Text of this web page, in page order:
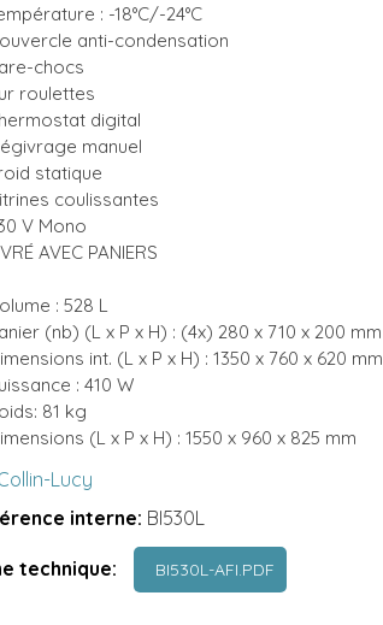
: -18°C/-24°C
anti-condensation
chocs
roulettes
digital
manuel
statique
coulissantes
V Mono
AVEC PANIERS
: 528 L
(nb) (L x P x H) : (4x) 280 x 710 x 200 mm
int. (L x P x H) : 1350 x 760 x 620 mm
: 410 W
81 kg
(L x P x H) : 1550 x 960 x 825 mm
Lucy
interne: BI530L
technique: BI530L-AFI.PDF